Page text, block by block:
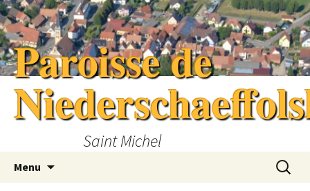
Aller
au
contenu
Paroisse de
Saint Michel
Menu